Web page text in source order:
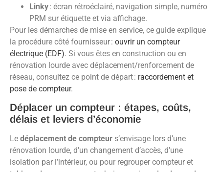
Linky: écran rétroéclairé, navigation simple, numéro
PRM sur étiquette et via affichage.
Pour les démarches de mise en service, ce guide explique
la procédure côté fournisseur : ouvrir un compteur
électrique (EDF). Si vous êtes en construction ou en
rénovation lourde avec déplacement/renforcement de
réseau, consultez ce point de départ : raccordement et
pose de compteur.
Déplacer un compteur : étapes, coûts,
délais et leviers d’économie
Le déplacement de compteur s’envisage lors d’une
rénovation lourde, d’un changement d’accès, d’une
isolation par l’intérieur, ou pour regrouper compteur et